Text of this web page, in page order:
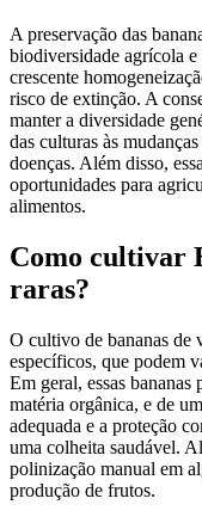
A preservação das
biodiversidade agrícola e
crescente
risco de extinção. A
manter a diversidade
das culturas às
doenças. Além disso,
oportunidades para
alimentos.
Como cultivar
raras?
O cultivo de bananas de
específicos, que podem
Em geral, essas
matéria orgânica, e de
adequada e a proteção
uma colheita saudável.
polinização manual em
produção de frutos.